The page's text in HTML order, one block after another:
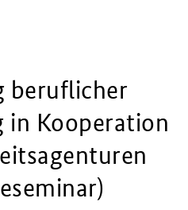
beruflicher
Kooperation